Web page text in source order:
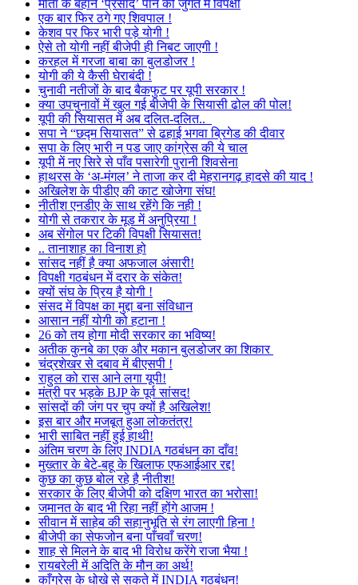
माता के बहाने ‘प्रसाद’ पाने की जुगत में विपक्षी
एक बार फिर ठगे गए शिवपाल !
केशव पर फिर भारी पड़े योगी !
ऐसे तो योगी नहीं बीजेपी ही निबट जाएगी !
करहल में गरजा बाबा का बुलडोजर !
योगी की ये कैसी घेराबंदी !
चुनावी नतीजों के बाद बैकफुट पर यूपी सरकार !
क्या उपचुनावों में खुल गई बीजेपी के सियासी ढोल की पोल!
यूपी की सियासत में अब दलित-दलित..
सपा ने “छद्म सियासत” से ढहाई भगवा ब्रिगेड की दीवार
सपा के लिए भारी न पड जाए कांग्रेस की ये चाल
यूपी में नए सिरे से पाँव पसारेगी पुरानी शिवसेना
हाथरस के ‘अ-मंगल’ ने ताजा कर दी मेहरानगढ़ हादसे की याद !
अखिलेश के पीडीए की काट खोजेगा संघ!
नीतीश एनडीए के साथ रहेंगे कि नही !
योगी से तकरार के मूड में अनुप्रिया !
अब सेंगोल पर टिकी विपक्षी सियासत!
.. तानाशाह का विनाश हो
सांसद नहीं है क्या अफजाल अंसारी!
विपक्षी गठबंधन में दरार के संकेत!
क्यों संघ के प्रिय है योगी !
संसद में विपक्ष का मुद्दा बना संविधान
आसान नहीं योगी को हटाना !
26 को तय होगा मोदी सरकार का भविष्य!
अतीक कुनबे का एक और मकान बुलडोजर का शिकार
चंद्रशेखर से दबाव में बीएसपी !
राहुल को रास आने लगा यूपी!
मंत्री पर भड़के BJP के पूर्व सांसद!
सांसदों की जंग पर चुप क्यों है अखिलेश!
इस बार और मजबूत हुआ लोकतंत्र!
भारी साबित नहीं हुई हाथी!
अंतिम चरण के लिए INDIA गठबंधन का दाँव!
मुख्तार के बेटे-बहू के खिलाफ एफआईआर रद्द!
कुछ का कुछ बोल रहे है नीतीश!
सरकार के लिए बीजेपी को दक्षिण भारत का भरोसा!
जमानत के बाद भी रिहा नहीं होंगे आजम !
सीवान में साहेब की सहानुभूति से रंग लाएगी हिना !
बीजेपी का सेफजोन बना पाँचवाँ चरण!
शाह से मिलने के बाद भी विरोध करेंगे राजा भैया !
रायबरेली में अदिति के मौन का अर्थ!
काँग्रेस के धोखे से सकते में INDIA गठबंधन!